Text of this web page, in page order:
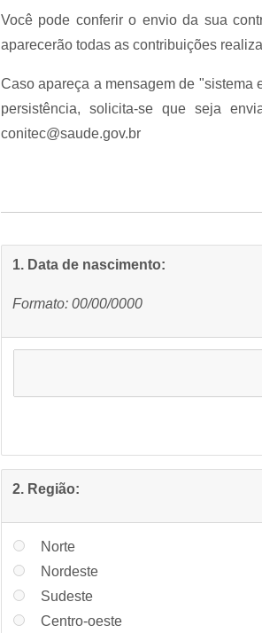
Você pode conferir o envio da sua
aparecerão todas as contribuições
Caso apareça a mensagem de "sistema
persistência, solicita-se que seja
conitec@saude.gov.br
1. Data de nascimento:
Formato: 00/00/0000
2. Região:
Norte
Nordeste
Sudeste
Centro-oeste